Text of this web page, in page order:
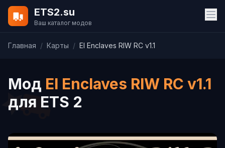
ETS2.su
Ваш каталог модов
Главная / Карты / El Enclaves RIW RC v1.1
Мод El Enclaves RIW RC v1.1
для ETS 2